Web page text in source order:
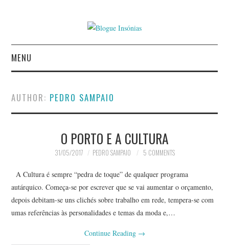
MENU
AUTORES
PRIVACIDADE
AUTHOR: PEDRO SAMPAIO
O PORTO E A CULTURA
31/05/2017 PEDRO SAMPAIO 5 COMMENTS
A Cultura é sempre “pedra de toque” de qualquer programa
autárquico. Começa-se por escrever que se vai aumentar o orçamento,
depois debitam-se uns clichés sobre trabalho em rede, tempera-se com
umas referências às personalidades e temas da moda e,…
Continue Reading →